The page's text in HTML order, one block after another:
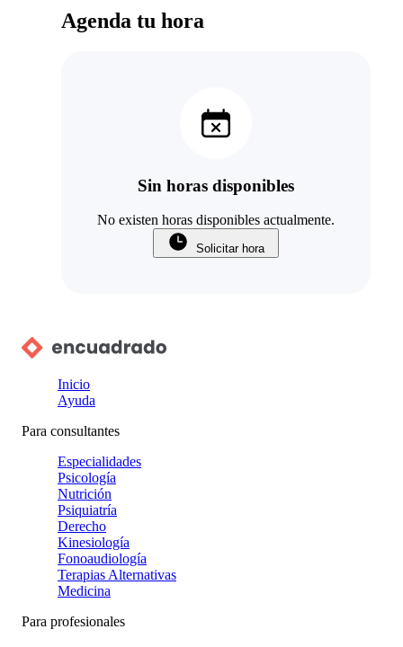
Agenda tu hora
Sin horas disponibles
No existen horas disponibles actualmente.
Solicitar hora
Inicio
Ayuda
Para consultantes
Especialidades
Psicología
Nutrición
Psiquiatría
Derecho
Kinesiología
Fonoaudiología
Terapias Alternativas
Medicina
Para profesionales